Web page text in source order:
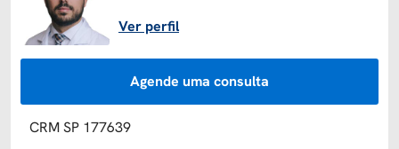
Ver perfil
Agende uma consulta
CRM SP 177639